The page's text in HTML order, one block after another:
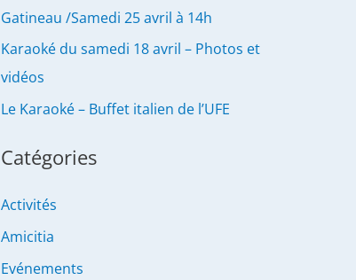
Gatineau /Samedi 25 avril à 14h
Karaoké du samedi 18 avril – Photos et
vidéos
Le Karaoké – Buffet italien de l’UFE
Catégories
Activités
Amicitia
Evénements